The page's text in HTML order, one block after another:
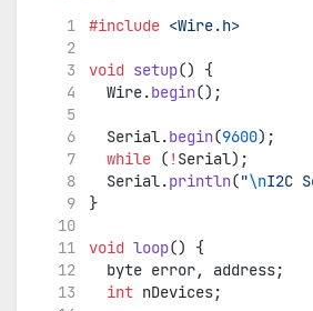
#include <Wire.h>
void setup() {
  Wire.
begin();
  Serial.
begin(9600);
while ( ! Serial);
  Serial.
println("\nI2C
}
void loop() {
  byte error, address;
int nDevices;